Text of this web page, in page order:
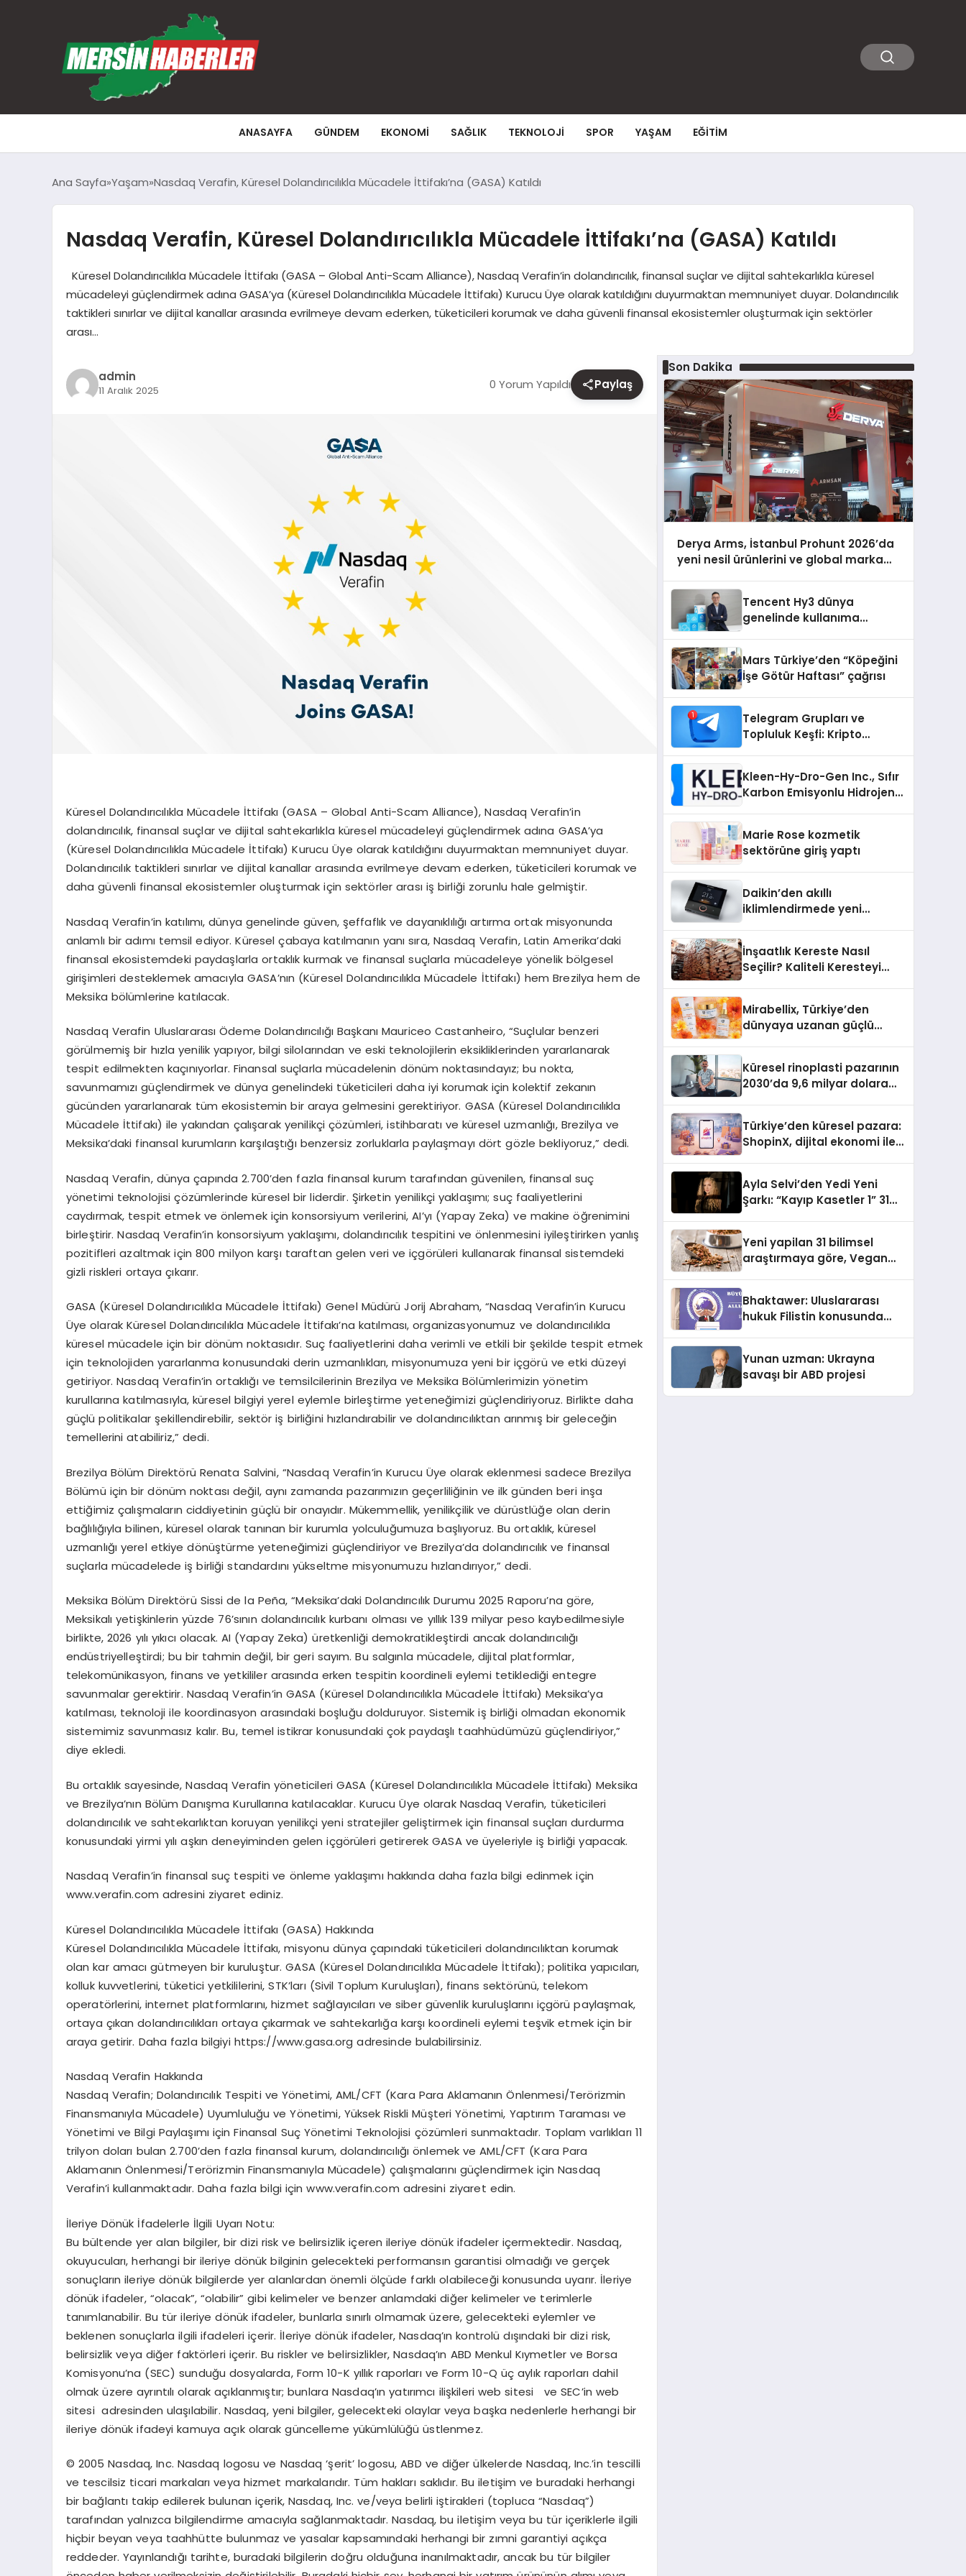
ANASAYFA GÜNDEM EKONOMI SAĞLIK TEKNOLOJI SPOR YAŞAM EĞITIM
Ana Sayfa Yaşam Nasdaq Verafin, Küresel Dolandırıcılıkla Mücadele İttifakı’na (GASA) Katıldı
Nasdaq Verafin, Küresel Dolandırıcılıkla Mücadele İttifakı’na (GASA) Katıldı
Küresel Dolandırıcılıkla Mücadele İttifakı (GASA – Global Anti-Scam Alliance), Nasdaq Verafin’in dolandırıcılık, finansal suçlar ve dijital sahtekarlıkla küresel
mücadeleyi güçlendirmek adına GASA’ya (Küresel Dolandırıcılıkla Mücadele İttifakı) Kurucu Üye olarak katıldığını duyurmaktan memnuniyet duyar. Dolandırıcılık
taktikleri sınırlar ve dijital kanallar arasında evrilmeye devam ederken, tüketicileri korumak ve daha güvenli finansal ekosistemler oluşturmak için sektörler
arası…
admin
11 Aralık 2025 0 Yorum Yapıldı Paylaş
Küresel Dolandırıcılıkla Mücadele İttifakı (GASA – Global Anti-Scam Alliance), Nasdaq Verafin’in
dolandırıcılık, finansal suçlar ve dijital sahtekarlıkla küresel mücadeleyi güçlendirmek adına GASA’ya
(Küresel Dolandırıcılıkla Mücadele İttifakı) Kurucu Üye olarak katıldığını duyurmaktan memnuniyet duyar.
Dolandırıcılık taktikleri sınırlar ve dijital kanallar arasında evrilmeye devam ederken, tüketicileri korumak ve
daha güvenli finansal ekosistemler oluşturmak için sektörler arası iş birliği zorunlu hale gelmiştir.
Nasdaq Verafin’in katılımı, dünya genelinde güven, şeffaflık ve dayanıklılığı artırma ortak misyonunda
anlamlı bir adımı temsil ediyor. Küresel çabaya katılmanın yanı sıra, Nasdaq Verafin, Latin Amerika’daki
finansal ekosistemdeki paydaşlarla ortaklık kurmak ve finansal suçlarla mücadeleye yönelik bölgesel
girişimleri desteklemek amacıyla GASA’nın (Küresel Dolandırıcılıkla Mücadele İttifakı) hem Brezilya hem de
Meksika bölümlerine katılacak.
Nasdaq Verafin Uluslararası Ödeme Dolandırıcılığı Başkanı Mauriceo Castanheiro, “Suçlular benzeri
görülmemiş bir hızla yenilik yapıyor, bilgi silolarından ve eski teknolojilerin eksikliklerinden yararlanarak
tespit edilmekten kaçınıyorlar. Finansal suçlarla mücadelenin dönüm noktasındayız; bu nokta,
savunmamızı güçlendirmek ve dünya genelindeki tüketicileri daha iyi korumak için kolektif zekanın
gücünden yararlanarak tüm ekosistemin bir araya gelmesini gerektiriyor. GASA (Küresel Dolandırıcılıkla
Mücadele İttifakı) ile yakından çalışarak yenilikçi çözümleri, istihbaratı ve küresel uzmanlığı, Brezilya ve
Meksika’daki finansal kurumların karşılaştığı benzersiz zorluklarla paylaşmayı dört gözle bekliyoruz,” dedi.
Nasdaq Verafin, dünya çapında 2.700’den fazla finansal kurum tarafından güvenilen, finansal suç
yönetimi teknolojisi çözümlerinde küresel bir liderdir. Şirketin yenilikçi yaklaşımı; suç faaliyetlerini
caydırmak, tespit etmek ve önlemek için konsorsiyum verilerini, AI’yı (Yapay Zeka) ve makine öğrenimini
birleştirir. Nasdaq Verafin’in konsorsiyum yaklaşımı, dolandırıcılık tespitini ve önlenmesini iyileştirirken yanlış
pozitifleri azaltmak için 800 milyon karşı taraftan gelen veri ve içgörüleri kullanarak finansal sistemdeki
gizli riskleri ortaya çıkarır.
GASA (Küresel Dolandırıcılıkla Mücadele İttifakı) Genel Müdürü Jorij Abraham, “Nasdaq Verafin’in Kurucu
Üye olarak Küresel Dolandırıcılıkla Mücadele İttifakı’na katılması, organizasyonumuz ve dolandırıcılıkla
küresel mücadele için bir dönüm noktasıdır. Suç faaliyetlerini daha verimli ve etkili bir şekilde tespit etmek
için teknolojiden yararlanma konusundaki derin uzmanlıkları, misyonumuza yeni bir içgörü ve etki düzeyi
getiriyor. Nasdaq Verafin’in ortaklığı ve temsilcilerinin Brezilya ve Meksika Bölümlerimizin yönetim
kurullarına katılmasıyla, küresel bilgiyi yerel eylemle birleştirme yeteneğimizi güçlendiriyoruz. Birlikte daha
güçlü politikalar şekillendirebilir, sektör iş birliğini hızlandırabilir ve dolandırıcılıktan arınmış bir geleceğin
temellerini atabiliriz,” dedi.
Brezilya Bölüm Direktörü Renata Salvini, “Nasdaq Verafin’in Kurucu Üye olarak eklenmesi sadece Brezilya
Bölümü için bir dönüm noktası değil, aynı zamanda pazarımızın geçerliliğinin ve ilk günden beri inşa
ettiğimiz çalışmaların ciddiyetinin güçlü bir onayıdır. Mükemmellik, yenilikçilik ve dürüstlüğe olan derin
bağlılığıyla bilinen, küresel olarak tanınan bir kurumla yolculuğumuza başlıyoruz. Bu ortaklık, küresel
uzmanlığı yerel etkiye dönüştürme yeteneğimizi güçlendiriyor ve Brezilya’da dolandırıcılık ve finansal
suçlarla mücadelede iş birliği standardını yükseltme misyonumuzu hızlandırıyor,” dedi.
Meksika Bölüm Direktörü Sissi de la Peña, “Meksika’daki Dolandırıcılık Durumu 2025 Raporu’na göre,
Meksikalı yetişkinlerin yüzde 76’sının dolandırıcılık kurbanı olması ve yıllık 139 milyar peso kaybedilmesiyle
birlikte, 2026 yılı yıkıcı olacak. AI (Yapay Zeka) üretkenliği demokratikleştirdi ancak dolandırıcılığı
endüstriyelleştirdi; bu bir tahmin değil, bir geri sayım. Bu salgınla mücadele, dijital platformlar,
telekomünikasyon, finans ve yetkililer arasında erken tespitin koordineli eylemi tetiklediği entegre
savunmalar gerektirir. Nasdaq Verafin’in GASA (Küresel Dolandırıcılıkla Mücadele İttifakı) Meksika’ya
katılması, teknoloji ile koordinasyon arasındaki boşluğu dolduruyor. Sistemik iş birliği olmadan ekonomik
sistemimiz savunmasız kalır. Bu, temel istikrar konusundaki çok paydaşlı taahhüdümüzü güçlendiriyor,”
diye ekledi.
Bu ortaklık sayesinde, Nasdaq Verafin yöneticileri GASA (Küresel Dolandırıcılıkla Mücadele İttifakı) Meksika
ve Brezilya’nın Bölüm Danışma Kurullarına katılacaklar. Kurucu Üye olarak Nasdaq Verafin, tüketicileri
dolandırıcılık ve sahtekarlıktan koruyan yenilikçi yeni stratejiler geliştirmek için finansal suçları durdurma
konusundaki yirmi yılı aşkın deneyiminden gelen içgörüleri getirerek GASA ve üyeleriyle iş birliği yapacak.
Nasdaq Verafin’in finansal suç tespiti ve önleme yaklaşımı hakkında daha fazla bilgi edinmek için
www.verafin.com adresini ziyaret ediniz.
Küresel Dolandırıcılıkla Mücadele İttifakı (GASA) Hakkında
Küresel Dolandırıcılıkla Mücadele İttifakı, misyonu dünya çapındaki tüketicileri dolandırıcılıktan korumak
olan kar amacı gütmeyen bir kuruluştur. GASA (Küresel Dolandırıcılıkla Mücadele İttifakı); politika yapıcıları,
kolluk kuvvetlerini, tüketici yetkililerini, STK’ları (Sivil Toplum Kuruluşları), finans sektörünü, telekom
operatörlerini, internet platformlarını, hizmet sağlayıcıları ve siber güvenlik kuruluşlarını içgörü paylaşmak,
ortaya çıkan dolandırıcılıkları ortaya çıkarmak ve sahtekarlığa karşı koordineli eylemi teşvik etmek için bir
araya getirir. Daha fazla bilgiyi https://www.gasa.org adresinde bulabilirsiniz.
Nasdaq Verafin Hakkında
Nasdaq Verafin; Dolandırıcılık Tespiti ve Yönetimi, AML/CFT (Kara Para Aklamanın Önlenmesi/Terörizmin
Finansmanıyla Mücadele) Uyumluluğu ve Yönetimi, Yüksek Riskli Müşteri Yönetimi, Yaptırım Taraması ve
Yönetimi ve Bilgi Paylaşımı için Finansal Suç Yönetimi Teknolojisi çözümleri sunmaktadır. Toplam varlıkları 11
trilyon doları bulan 2.700’den fazla finansal kurum, dolandırıcılığı önlemek ve AML/CFT (Kara Para
Aklamanın Önlenmesi/Terörizmin Finansmanıyla Mücadele) çalışmalarını güçlendirmek için Nasdaq
Verafin’i kullanmaktadır. Daha fazla bilgi için www.verafin.com adresini ziyaret edin.
İleriye Dönük İfadelerle İlgili Uyarı Notu:
Bu bültende yer alan bilgiler, bir dizi risk ve belirsizlik içeren ileriye dönük ifadeler içermektedir. Nasdaq,
okuyucuları, herhangi bir ileriye dönük bilginin gelecekteki performansın garantisi olmadığı ve gerçek
sonuçların ileriye dönük bilgilerde yer alanlardan önemli ölçüde farklı olabileceği konusunda uyarır. İleriye
dönük ifadeler, “olacak”, “olabilir” gibi kelimeler ve benzer anlamdaki diğer kelimeler ve terimlerle
tanımlanabilir. Bu tür ileriye dönük ifadeler, bunlarla sınırlı olmamak üzere, gelecekteki eylemler ve
beklenen sonuçlarla ilgili ifadeleri içerir. İleriye dönük ifadeler, Nasdaq’ın kontrolü dışındaki bir dizi risk,
belirsizlik veya diğer faktörleri içerir. Bu riskler ve belirsizlikler, Nasdaq’ın ABD Menkul Kıymetler ve Borsa
Komisyonu’na (SEC) sunduğu dosyalarda, Form 10-K yıllık raporları ve Form 10-Q üç aylık raporları dahil
olmak üzere ayrıntılı olarak açıklanmıştır; bunlara Nasdaq’ın yatırımcı ilişkileri web sitesi ve SEC’in web
sitesi adresinden ulaşılabilir. Nasdaq, yeni bilgiler, gelecekteki olaylar veya başka nedenlerle herhangi bir
ileriye dönük ifadeyi kamuya açık olarak güncelleme yükümlülüğü üstlenmez.
© 2005 Nasdaq, Inc. Nasdaq logosu ve Nasdaq ‘şerit’ logosu, ABD ve diğer ülkelerde Nasdaq, Inc.’in tescilli
ve tescilsiz ticari markaları veya hizmet markalarıdır. Tüm hakları saklıdır. Bu iletişim ve buradaki herhangi
bir bağlantı takip edilerek bulunan içerik, Nasdaq, Inc. ve/veya belirli iştirakleri (topluca “Nasdaq”)
tarafından yalnızca bilgilendirme amacıyla sağlanmaktadır. Nasdaq, bu iletişim veya bu tür içeriklerle ilgili
hiçbir beyan veya taahhütte bulunmaz ve yasalar kapsamındaki herhangi bir zımni garantiyi açıkça
reddeder. Yayınlandığı tarihte, buradaki bilgilerin doğru olduğuna inanılmaktadır, ancak bu tür bilgiler
Son Dakika
Derya Arms, İstanbul Prohunt 2026’da
yeni nesil ürünlerini ve global marka
Tencent Hy3 dünya
genelinde kullanıma
Mars Türkiye’den “Köpeğini
İşe Götür Haftası” çağrısı
Telegram Grupları ve
Topluluk Keşfi: Kripto
Kleen-Hy-Dro-Gen Inc., Sıfır
Karbon Emisyonlu Hidrojen
Aldı
Marie Rose kozmetik
sektörüne giriş yaptı
Daikin’den akıllı
iklimlendirmede yeni
İnşaatlık Kereste Nasıl
Seçilir? Kaliteli Keresteyi
Mirabellix, Türkiye’den
dünyaya uzanan güçlü
Küresel rinoplasti pazarının
2030’da 9,6 milyar dolara
Türkiye’den küresel pazara:
ShopinX, dijital ekonomi ile
Ayla Selvi’den Yedi Yeni
Şarkı: “Kayıp Kasetler 1” 31
Yeni yapilan 31 bilimsel
araştırmaya göre, Vegan
Sindirildiğini Ortaya Koydu
Bhaktawer: Uluslararası
hukuk Filistin konusunda
Yunan uzman: Ukrayna
savaşı bir ABD projesi